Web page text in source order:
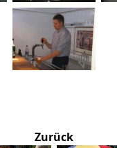
Zurück